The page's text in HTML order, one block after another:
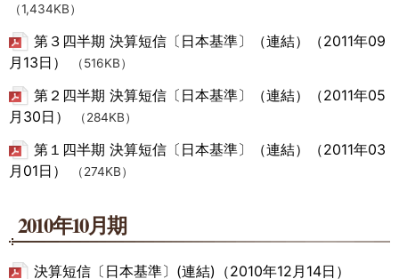
（1,434KB）
第３四半期 決算短信〔日本基準〕（連結）（2011年09
月13日）
（516KB）
第２四半期 決算短信〔日本基準〕（連結）（2011年05
月30日）
（284KB）
第１四半期 決算短信〔日本基準〕（連結）（2011年03
月01日）
（274KB）
2010年10月期
決算短信〔日本基準〕(連結)（2010年12月14日）